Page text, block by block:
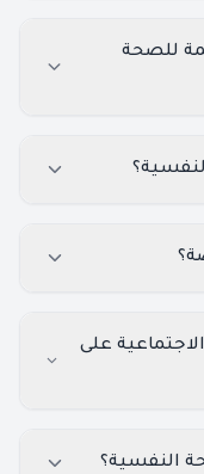
للصحة
على
النفسية؟